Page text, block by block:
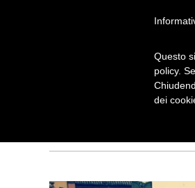
LO 007
Questo
policy.
dei